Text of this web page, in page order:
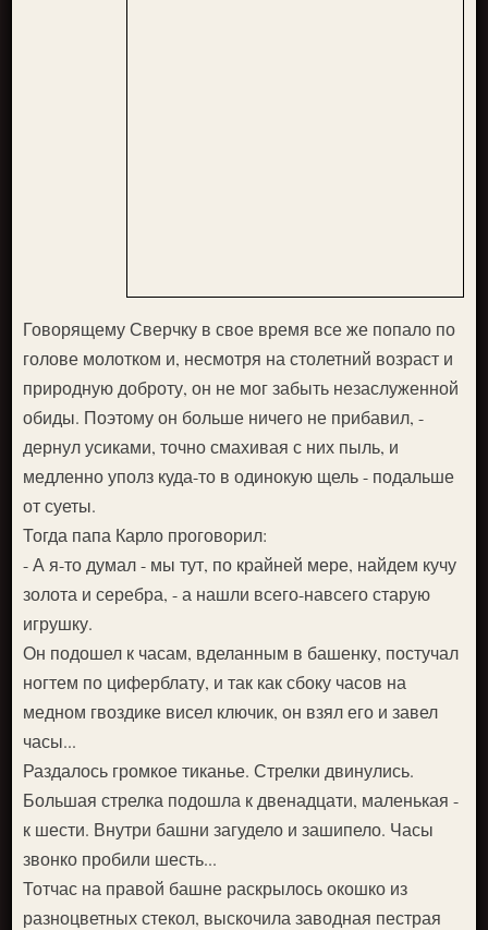
Говорящему Сверчку в свое время все же попало по
голове молотком и, несмотря на столетний возраст и
природную доброту, он не мог забыть незаслуженной
обиды. Поэтому он больше ничего не прибавил, -
дернул усиками, точно смахивая с них пыль, и
медленно уполз куда-то в одинокую щель - подальше
от суеты.
Тогда папа Карло проговорил:
- А я-то думал - мы тут, по крайней мере, найдем кучу
золота и серебра, - а нашли всего-навсего старую
игрушку.
Он подошел к часам, вделанным в башенку, постучал
ногтем по циферблату, и так как сбоку часов на
медном гвоздике висел ключик, он взял его и завел
часы...
Раздалось громкое тиканье. Стрелки двинулись.
Большая стрелка подошла к двенадцати, маленькая -
к шести. Внутри башни загудело и зашипело. Часы
звонко пробили шесть...
Тотчас на правой башне раскрылось окошко из
разноцветных стекол, выскочила заводная пестрая